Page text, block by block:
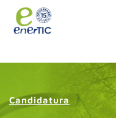
Candidatura